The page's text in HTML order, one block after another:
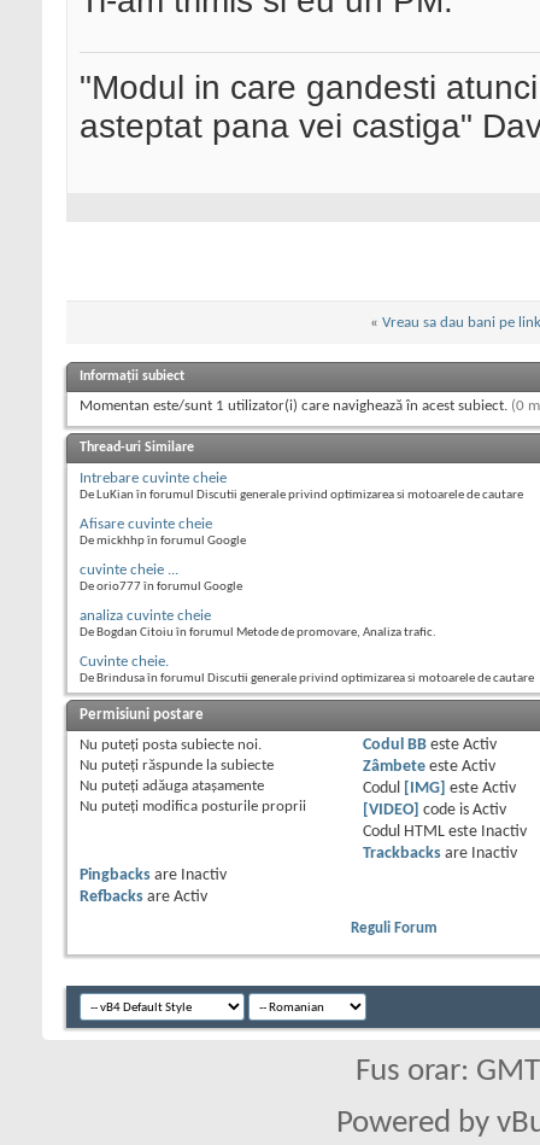
"Modul in care gandesti
asteptat pana vei castiga"
« Vreau sa dau bani pe
Informații subiect
Momentan este/sunt 1 utilizator(i) care navighează în acest subiect. (0
Thread-uri Similare
Intrebare cuvinte cheie
De LuKian în forumul Discutii generale privind optimizarea si motoarele de cautare
Afisare cuvinte cheie
De mickhhp în forumul Google
cuvinte cheie ...
De orio777 în forumul Google
analiza cuvinte cheie
De Bogdan Citoiu în forumul Metode de promovare, Analiza trafic.
Cuvinte cheie.
De Brindusa în forumul Discutii generale privind optimizarea si motoarele de cautare
Permisiuni postare
Nu puteţi posta subiecte noi.
Nu puteţi răspunde la subiecte
Nu puteţi adăuga ataşamente
Nu puteţi modifica posturile proprii
Codul BBeste Activ
Zâmbeteeste Activ
Codul
[IMG] este Activ
[VIDEO] code is Activ
Codul HTML este
Inactiv
Trackbacksare
Inactiv
Pingbacks are
Inactiv
Refbacks are Activ
Reguli Forum
Fus orar:
Powered by